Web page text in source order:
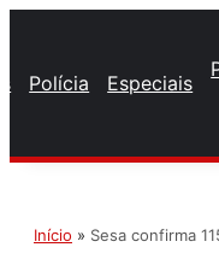
Polícia Especiais
Início » Sesa confirma